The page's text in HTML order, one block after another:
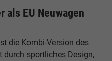
als EU Neuwagen
die Kombi-Version des
durch sportliches Design,